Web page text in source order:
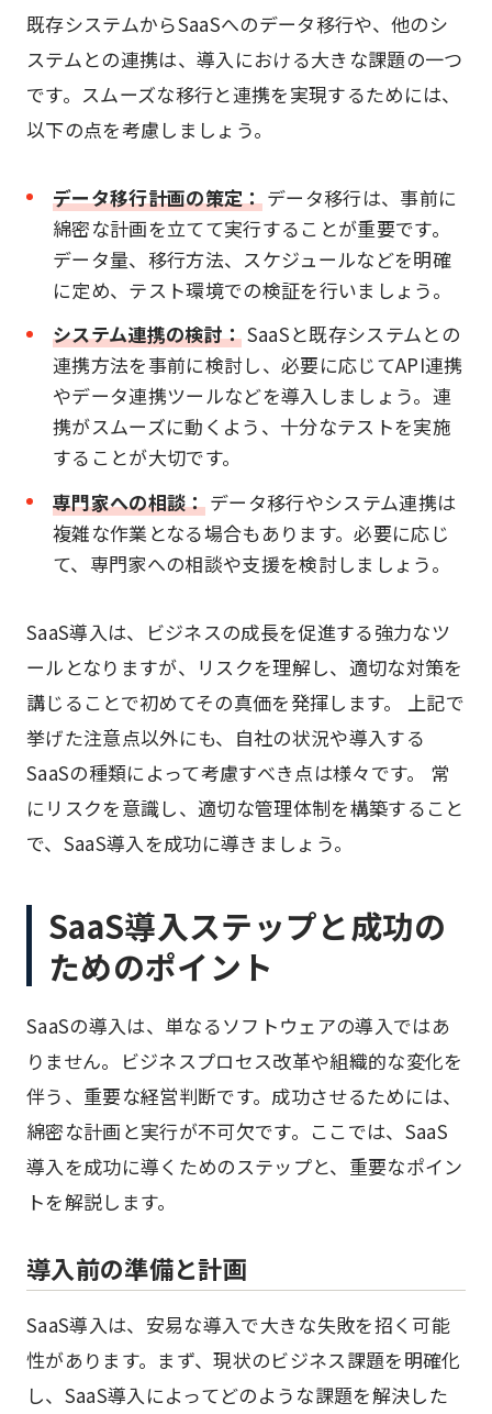
既存システムからSaaSへのデータ移行や、他のシ
ステムとの連携は、導入における大きな課題の一つ
です。スムーズな移行と連携を実現するためには、
以下の点を考慮しましょう。
データ移行計画の策定：データ移行は、事前に
綿密な計画を立てて実行することが重要です。
データ量、移行方法、スケジュールなどを明確
に定め、テスト環境での検証を行いましょう。
システム連携の検討： SaaSと既存システムとの
連携方法を事前に検討し、必要に応じてAPI連携
やデータ連携ツールなどを導入しましょう。連
携がスムーズに動くよう、十分なテストを実施
することが大切です。
専門家への相談：データ移行やシステム連携は
複雑な作業となる場合もあります。必要に応じ
て、専門家への相談や支援を検討しましょう。
SaaS導入は、ビジネスの成長を促進する強力なツ
ールとなりますが、リスクを理解し、適切な対策を
講じることで初めてその真価を発揮します。 上記で
挙げた注意点以外にも、自社の状況や導入する
SaaSの種類によって考慮すべき点は様々です。 常
にリスクを意識し、適切な管理体制を構築すること
で、SaaS導入を成功に導きましょう。
SaaS導入ステップと成功の
ためのポイント
SaaSの導入は、単なるソフトウェアの導入ではあ
りません。ビジネスプロセス改革や組織的な変化を
伴う、重要な経営判断です。成功させるためには、
綿密な計画と実行が不可欠です。ここでは、SaaS
導入を成功に導くためのステップと、重要なポイン
トを解説します。
導入前の準備と計画
SaaS導入は、安易な導入で大きな失敗を招く可能
性があります。まず、現状のビジネス課題を明確化
し、SaaS導入によってどのような課題を解決した